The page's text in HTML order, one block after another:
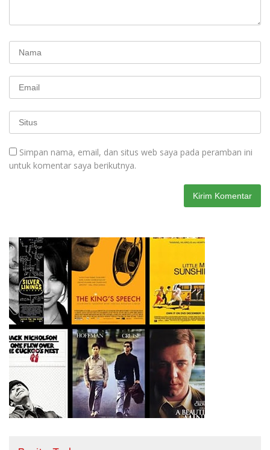
Simpan nama, email, dan situs web saya pada peramban ini
untuk komentar saya berikutnya.